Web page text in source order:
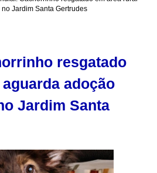
Jardim Santa Gertrudes
resgatado
adoção
Jardim Santa